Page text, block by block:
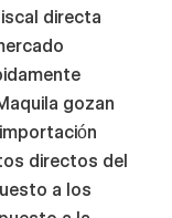
directa
gozan
directos del
a los